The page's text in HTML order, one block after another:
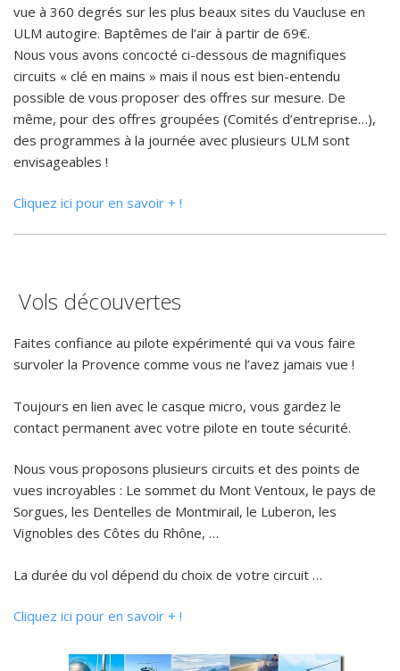
vue à 360 degrés sur les plus beaux sites du Vaucluse en
ULM autogire. Baptêmes de l’air à partir de 69€.
Nous vous avons concocté ci-dessous de magnifiques
circuits « clé en mains » mais il nous est bien-entendu
possible de vous proposer des offres sur mesure. De
même, pour des offres groupées (Comités d’entreprise…),
des programmes à la journée avec plusieurs ULM sont
envisageables !
Cliquez ici pour en savoir + !
Vols découvertes
Faites confiance au pilote expérimenté qui va vous faire
survoler la Provence comme vous ne l’avez jamais vue !
Toujours en lien avec le casque micro, vous gardez le
contact permanent avec votre pilote en toute sécurité.
Nous vous proposons plusieurs circuits et des points de
vues incroyables : Le sommet du Mont Ventoux, le pays de
Sorgues, les Dentelles de Montmirail, le Luberon, les
Vignobles des Côtes du Rhône, …
La durée du vol dépend du choix de votre circuit …
Cliquez ici pour en savoir + !